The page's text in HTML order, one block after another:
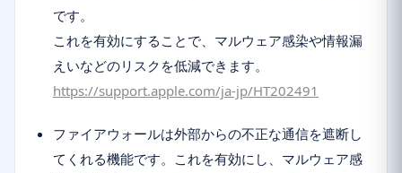
です。
これを有効にすることで、マルウェア感染や情報漏
えいなどのリスクを低減できます。
https://support.apple.com/ja-jp/HT202491
ファイアウォールは外部からの不正な通信を遮断し
てくれる機能です。これを有効にし、マルウェア感